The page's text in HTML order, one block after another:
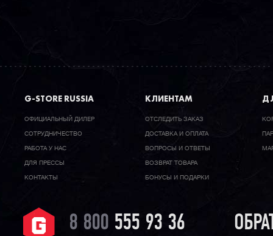
G-STORE RUSSIA
ОФИЦИАЛЬНЫЙ ДИЛЕР
CОТРУДНИЧЕСТВО
РАБОТА У НАС
ДЛЯ ПРЕССЫ
КОНТАКТЫ
КЛИЕНТАМ
ОТСЛЕДИТЬ ЗАКАЗ
ДОСТАВКА И ОПЛАТА
ВОПРОСЫ И ОТВЕТЫ
ВОЗВРАТ ТОВАРА
БОНУСЫ И ПОДАРКИ
8 800 555 93 36